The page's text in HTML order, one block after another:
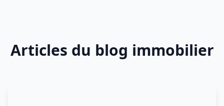
Articles du blog immobilier